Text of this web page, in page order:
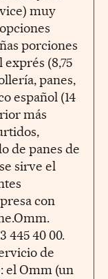
muy
porciones
(8,75
panes,
español (14
más
de panes de
sirve el
con
445 40 00.
de
el Omm (un